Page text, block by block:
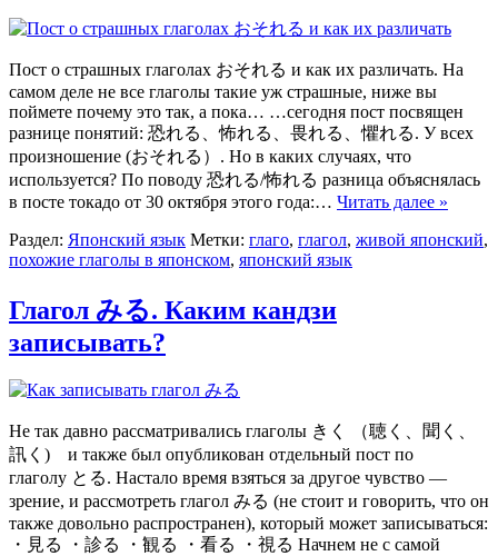
Пост о страшных глаголах おそれる и как их различать. На
самом деле не все глаголы такие уж страшные, ниже вы
поймете почему это так, а пока… …сегодня пост посвящен
разнице понятий: 恐れる、怖れる、畏れる、懼れる. У всех
произношение (おそれる）. Но в каких случаях, что
используется? По поводу 恐れる/怖れる разница объяснялась
в посте токадо от 30 октября этого года:… Читать далее »
Раздел: Японский язык Метки: глаго, глагол, живой японский,
похожие глаголы в японском, японский язык
Глагол みる. Каким кандзи
записывать?
Не так давно рассматривались глаголы きく （聴く、聞く、
訊く) и также был опубликован отдельный пост по
глаголу とる. Настало время взяться за другое чувство —
зрение, и рассмотреть глагол みる (не стоит и говорить, что он
также довольно распространен), который может записываться:
・見る ・診る ・観る ・看る ・視る Начнем не с самой